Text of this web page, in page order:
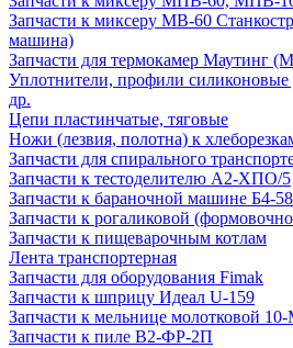
Запчасти к миксеру МВ-60
машина)
Запчасти для термокамер Маутинг
Уплотнители, профили силиконовые
др.
Цепи пластинчатые, тяговые
Ножи (лезвия, полотна) к
Запчасти для спирального
Запчасти к тестоделителю А2-ХПО/5
Запчасти к бараночной машине Б4-58
Запчасти к рогаликовой
Запчасти к пищеварочным котлам
Лента транспортерная
Запчасти для оборудования Fimak
Запчасти к шприцу Идеал U-159
Запчасти к мельнице молотковой
Запчасти к пиле В2-ФР-2П